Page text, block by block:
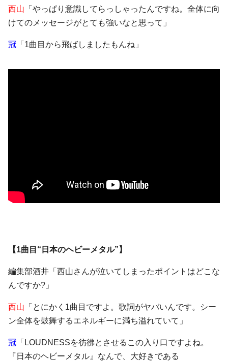
西山 「やっぱり意識してらっしゃったんですね。全体に向
けてのメッセージがとても強いなと思って」
冠 「1曲目から飛ばしましたもんね」
【1曲目“日本のヘビーメタル”】
編集部酒井「西山さんが泣いてしまったポイントはどこな
んですか?」
西山 「とにかく1曲目ですよ。歌詞がヤバいんです。シー
ン全体を鼓舞するエネルギーに満ち溢れていて」
冠 「LOUDNESSを彷彿とさせるこの入り口ですよね。
『日本のヘビーメタル』なんで、大好きである